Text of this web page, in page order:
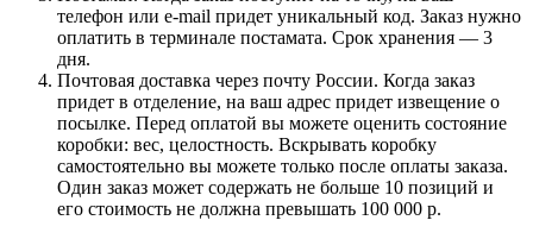
телефон или e-mail придет уникальный код. Заказ нужно
оплатить в терминале постамата. Срок хранения — 3
дня.
Почтовая доставка через почту России. Когда заказ
придет в отделение, на ваш адрес придет извещение о
посылке. Перед оплатой вы можете оценить состояние
коробки: вес, целостность. Вскрывать коробку
самостоятельно вы можете только после оплаты заказа.
Один заказ может содержать не больше 10 позиций и
его стоимость не должна превышать 100 000 р.